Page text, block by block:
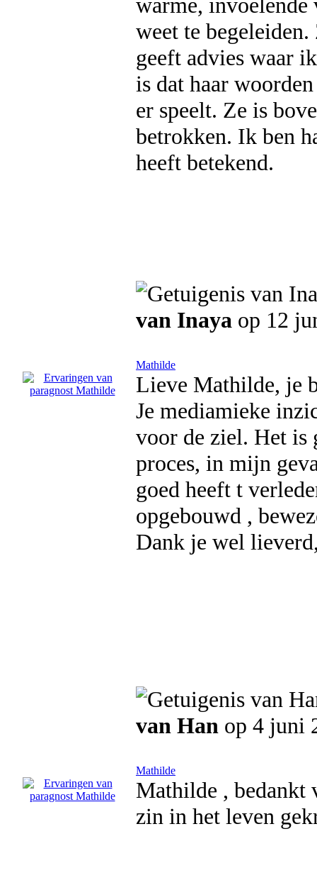
weet te
geeft advies waar
is dat haar
er speelt. Ze is
betrokken. Ik ben
heeft betekend.
van Inaya op 12
Mathilde
Lieve Mathilde, je
Je mediamieke
voor de ziel. Het is
proces, in mijn
goed heeft t
opgebouwd ,
Dank je wel
van Han op 4 juni
Mathilde
Mathilde , bedankt
zin in het leven